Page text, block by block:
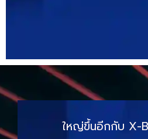
ใหญ่ขึ้นอีกกับ X-